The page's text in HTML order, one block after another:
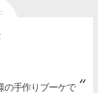
の手作りブーケで